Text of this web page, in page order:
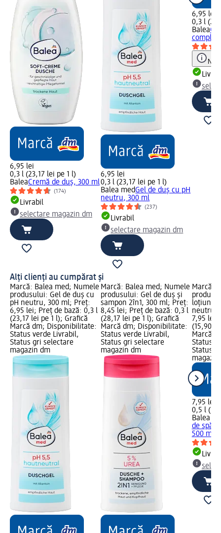
6,95 lei
0,3 l (23,17 lei pe 1 l)
BaleaCremă de duș, 300 ml
(174)
Livrabil
selectare magazin dm
6,95 lei
0,3 l (23,17 lei pe 1 l)
Balea medGel de duș cu pH
neutru, 300 ml
(237)
Livrabil
selectare magazin dm
6,95 lei
0,3 l
Balea
Notă
Alți clienți au cumpărat și
Marcă: Balea med; Numele
produsului: Gel de duș cu
pH neutru, 300 ml; Preț:
6,95 lei; Preț de bază: 0,3 l
(23,17 lei pe 1 l); Grafică
Marcă dm; Disponibilitate:
Status verde Livrabil,
Status gri selectare
magazin dm
Marcă: Balea med; Numele
produsului: Gel de duș și
sampon 2în1, 300 ml; Preț:
8,45 lei; Preț de bază: 0,3 l
(28,17 lei pe 1 l); Grafică
Marcă dm; Disponibilitate:
Status verde Livrabil,
Status gri selectare
magazin dm
Marcă:
loțiune
neutru,
7,95 lei;
(15,90
Marcă
Status
Status
7,95 lei
0,5 l
Balea
de
500 ml